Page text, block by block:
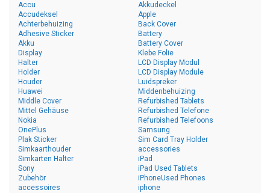
Accu
Accudeksel
Achterbehuizing
Adhesive Sticker
Akku
Akkudeckel
Apple
Back Cover
Battery
Battery Cover
Display
Halter
Holder
Houder
Huawei
Klebe Folie
LCD Display Modul
LCD Display Module
Luidspreker
Middenbehuizing
Middle Cover
Mittel Gehäuse
Nokia
OnePlus
Plak Sticker
Refurbished Tablets
Refurbished Telefone
Refurbished Telefoons
Samsung
Sim Card Tray Holder
Simkaarthouder
Simkarten Halter
Sony
Zubehör
accessoires
accessories
iPad
iPad Used Tablets
iPhoneUsed Phones
iphone